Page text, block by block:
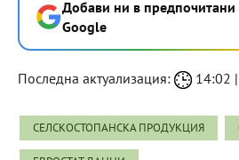
Добави ни в предпочитани
Google
Последна актуализация: 14:02
СЕЛСКОСТОПАНСКА ПРОДУКЦИЯ